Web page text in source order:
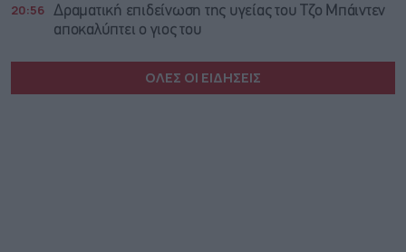
20:56 Δραματική επιδείνωση της υγείας του Τζο Μπάιντεν
αποκαλύπτει ο γιος του
ΟΛΕΣ ΟΙ ΕΙΔΗΣΕΙΣ